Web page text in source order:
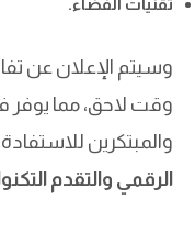
تقنيات الفضاء.
وسيتم الإعلان عن
وقت لاحق، مما يوفر
والمبتكرين
الرقمي والتقدم